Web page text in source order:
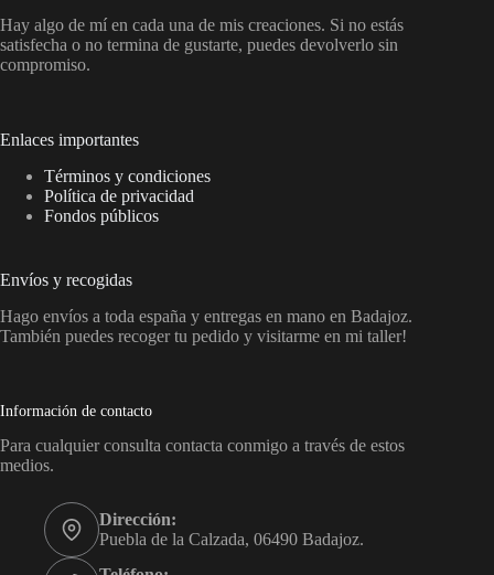
Hay algo de mí en cada una de mis creaciones. Si no estás
satisfecha o no termina de gustarte, puedes devolverlo sin
compromiso.
Enlaces importantes
Términos y condiciones
Política de privacidad
Fondos públicos
Envíos y recogidas
Hago envíos a toda españa y entregas en mano en Badajoz.
También puedes recoger tu pedido y visitarme en mi taller!
Información de contacto
Para cualquier consulta contacta conmigo a través de estos
medios.
Dirección:
Puebla de la Calzada, 06490 Badajoz.